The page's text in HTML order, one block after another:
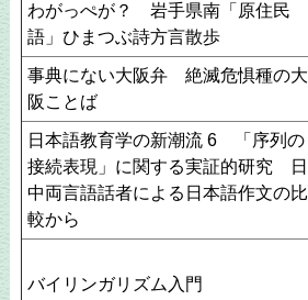
わがっぺが？ 岩手県南「原住民
語」ひまつぶ詩方言散歩
事典にない大阪弁 絶滅危惧種の大
阪ことば
日本語教育学の新潮流 6 「序列の
接続表現」に関する実証的研究 日
中両言語話者による日本語作文の比
較から
バイリンガリズム入門